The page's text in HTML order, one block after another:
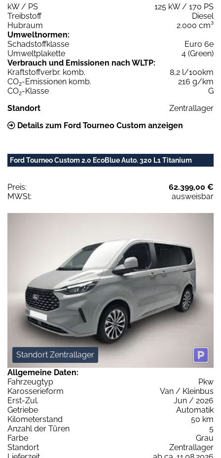
kW / PS
125 kW / 170 PS
Treibstoff
Diesel
Hubraum
2.000 cm³
Umweltnormen:
Schadstoffklasse
Euro 6e
Umweltplakette
4 (Green)
Verbrauch und Emissionen nach WLTP:
Kraftstoffverbr. komb.
8,2 l/100km
CO2-Emissionen komb.
216 g/km
CO2-Klasse
G
Standort
Zentrallager
Details zum Ford Tourneo Custom anzeigen
Ford Tourneo Custom 2.0 EcoBlue Auto. 320 L1 Titanium
Preis:
62.399,00 €
MWSt:
ausweisbar
Standort Zentrallager
Allgemeine Daten:
Fahrzeugtyp
Pkw
Karosserieform
Van / Kleinbus
Erst-Zul.
Jun / 2026
Getriebe
Automatik
Kilometerstand
50 km
Anzahl der Türen
5
Farbe
Grau
Standort
Zentrallager